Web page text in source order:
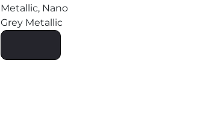
Metallic, Nano
Grey Metallic